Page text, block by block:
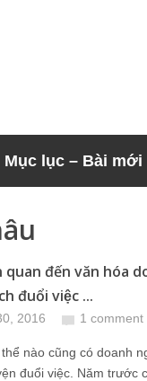
Mục lục – Bài mới
quan đến văn hóa
đuổi việc ...
2016 1 comment
nào cũng có doanh
đuổi việc. Năm trước